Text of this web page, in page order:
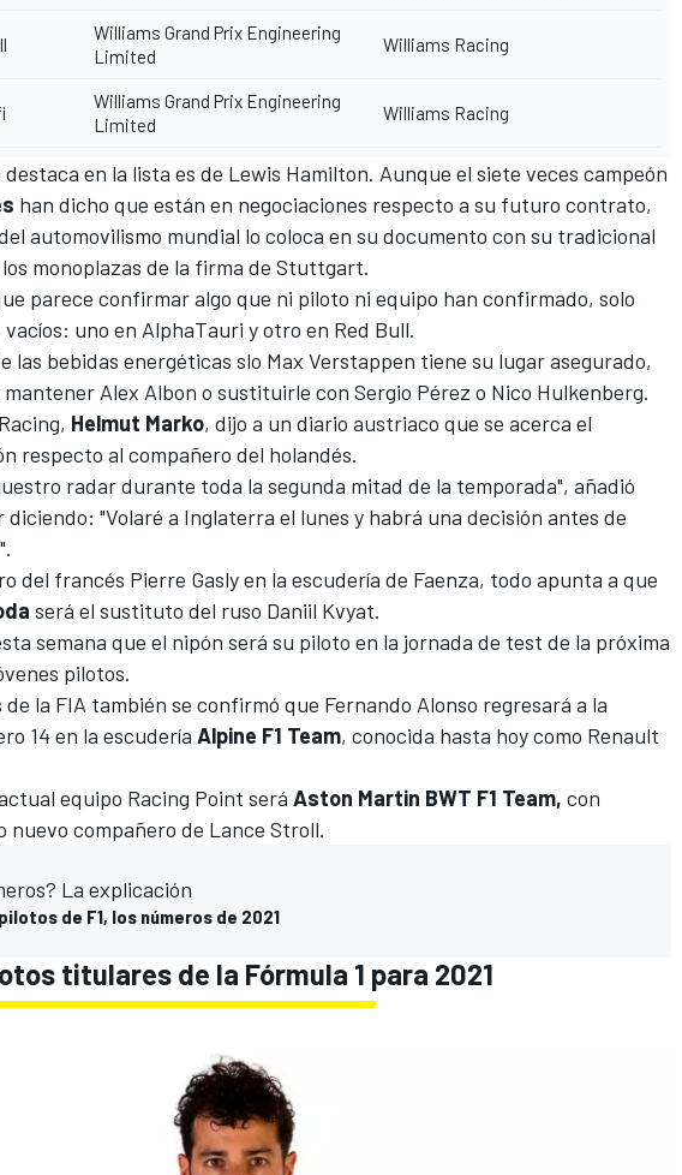
Williams Grand Prix Engineering
Limited
Williams Racing
Williams Grand Prix Engineering
Limited
Williams Racing
en la lista es de Lewis Hamilton. Aunque el siete veces campeón
han dicho que están en negociaciones respecto a su futuro contrato,
automovilismo mundial lo coloca en su documento con su tradicional
monoplazas de la firma de Stuttgart.
parece confirmar algo que ni piloto ni equipo han confirmado, solo
uno en AlphaTauri y otro en Red Bull.
las bebidas energéticas slo Max Verstappen tiene su lugar asegurado,
mantener Alex Albon o sustituirle con Sergio Pérez o Nico Hulkenberg.
, Helmut Marko, dijo a un diario austriaco que se acerca el
respecto al compañero del holandés.
radar durante toda la segunda mitad de la temporada", añadió
"Volaré a Inglaterra el lunes y habrá una decisión antes de
del francés Pierre Gaslyen la escudería de Faenza, todo apunta a que
será el sustituto del ruso Daniil Kvyat.
semana que el nipón será su piloto en la jornada de test de la próxima
pilotos.
la FIA también se confirmó que Fernando Alonso regresará a la
14 en la escudería Alpine F1 Team, conocida hasta hoy como Renault
equipo Racing Point será Aston Martin BWT F1 Team, con
nuevo compañero de Lance Stroll.
La explicación
de F1, los números de 2021
titulares de la Fórmula 1 para 2021